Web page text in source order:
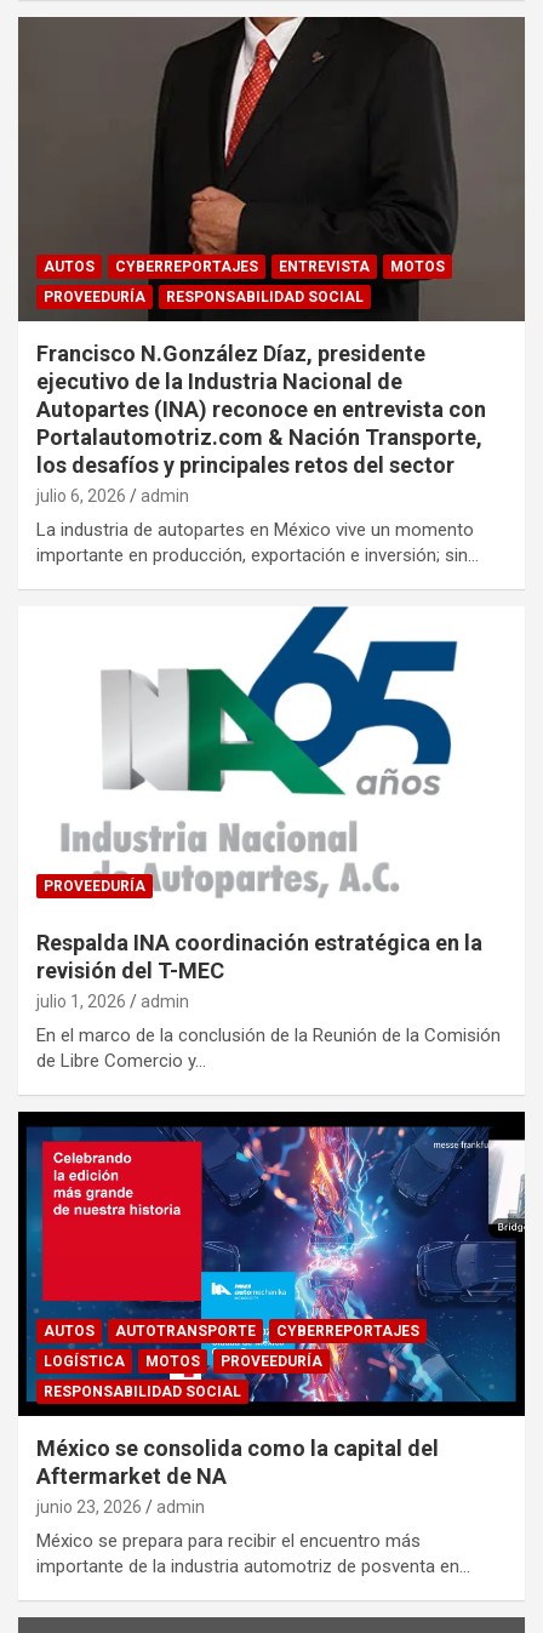
AUTOS CYBERREPORTAJES ENTREVISTA
MOTOS
PROVEEDURÍA
RESPONSABILIDAD SOCIAL
Francisco N.González Díaz, presidente
ejecutivo de la Industria Nacional de
Autopartes (INA) reconoce en entrevista con
Portalautomotriz.com & Nación Transporte,
los desafíos y principales retos del sector
julio 6, 2026 admin
La industria de autopartes en México vive un momento
importante en producción, exportación e inversión; sin…
PROVEEDURÍA
Respalda INA coordinación estratégica en la
revisión del T-MEC
julio 1, 2026 admin
En el marco de la conclusión de la Reunión de la Comisión
de Libre Comercio y…
AUTOS AUTOTRANSPORTE
CYBERREPORTAJES
LOGÍSTICA
MOTOS
PROVEEDURÍA
RESPONSABILIDAD SOCIAL
México se consolida como la capital del
Aftermarket de NA
junio 23, 2026 admin
México se prepara para recibir el encuentro más
importante de la industria automotriz de posventa en…